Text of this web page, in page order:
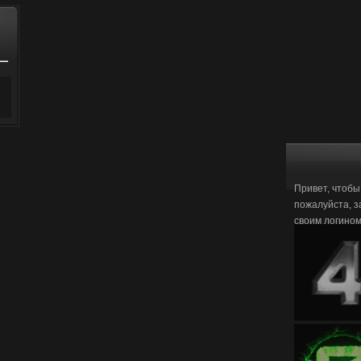
Привет,
пожалуйста,
своим логином